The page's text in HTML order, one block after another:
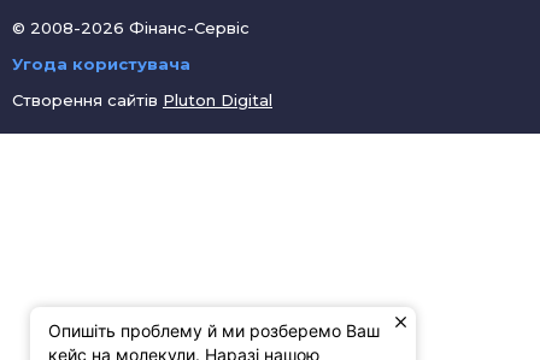
© 2008-2026 Фінанс-Сервіс
Угода користувача
Створення сайтів Pluton Digital
Опишіть проблему й ми розберемо Ваш
кейс на молекули. Наразі нашою